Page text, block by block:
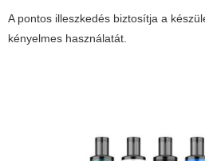
A pontos illeszkedés biztosítja a
kényelmes használatát.